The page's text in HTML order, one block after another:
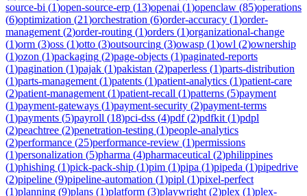
source-bi (1)open-source-erp (13)openai (1)openclaw (85)operations
(6)optimization (21)orchestration (6)order-accuracy (1)order-
management (2)order-routing (1)orders (1)organizational-change
(1)orm (3)oss (1)otto (3)outsourcing (3)owasp (1)owl (2)ownership
(1)ozon (1)packaging (2)page-objects (1)paginated-reports
(1)pagination (1)pajak (1)pakistan (2)paperless (1)parts-distribution
(1)parts-management (1)patents (1)patient-analytics (1)patient-care
(2)patient-management (1)patient-recall (1)patterns (5)payment
(1)payment-gateways (1)payment-security (2)payment-terms
(1)payments (5)payroll (18)pci-dss (4)pdf(2)pdfkit (1)pdpl
(2)peachtree (2)penetration-testing (1)people-analytics
(2)performance (25)performance-review (1)permissions
(1)personalization (5)pharma (4)pharmaceutical (2)philippines
(1)phishing (1)pick-pack-ship (1)pim (1)pipa (1)pipeda (1)pipedrive
(2)pipeline (9)pipeline-automation (1)pipl (1)pixel-perfect
(1)planning (9)plans (1)platform (3)playwright (2)plex (1)plex-